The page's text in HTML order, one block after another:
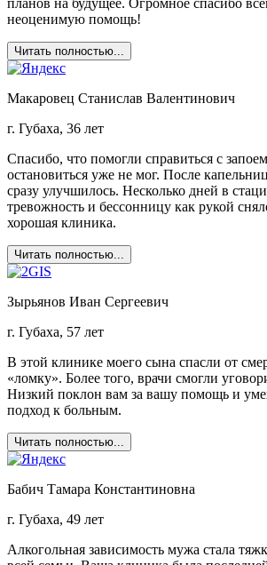
планов на будущее. Огромное спасибо
неоценимую помощь!
Читать полностью...
Макаровец Станислав Валентинович
г. Губаха, 36 лет
Спасибо, что помогли справиться с
остановиться уже не мог. После
сразу улучшилось. Несколько дней в
тревожность и бессонницу как рукой
хорошая клиника.
Читать полностью...
Зырьянов Иван Сергеевич
г. Губаха, 57 лет
В этой клинике моего сына спасли от
«ломку». Более того, врачи смогли
Низкий поклон вам за вашу помощь и
подход к больным.
Читать полностью...
Бабич Тамара Константиновна
г. Губаха, 49 лет
Алкогольная зависимость мужа стала